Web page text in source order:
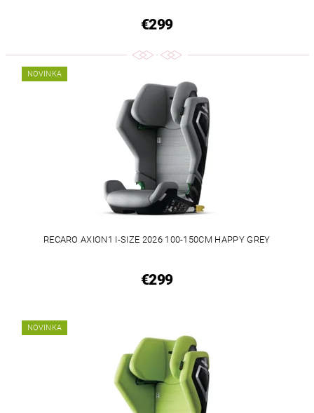
€299
NOVINKA
RECARO AXION1 I-SIZE 2026 100-150CM HAPPY GREY
€299
NOVINKA